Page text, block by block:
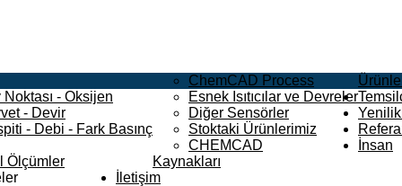
- Oksijen
- Devir
- Debi - Fark Basınç
Ölçümler
ChemCAD Process
Esnek Isıtıcılar ve Devreler
Diğer Sensörler
Stoktaki Ürünlerimiz
CHEMCAD
İnsan
Kaynakları
İletişim